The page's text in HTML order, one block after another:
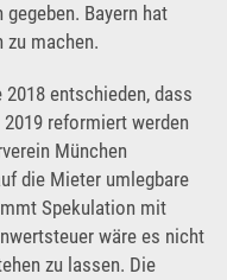
Bayern hat
zu machen.
entschieden, dass
reformiert werden
München
die Mieter umlegbare
Spekulation mit
wäre es nicht
zu lassen. Die